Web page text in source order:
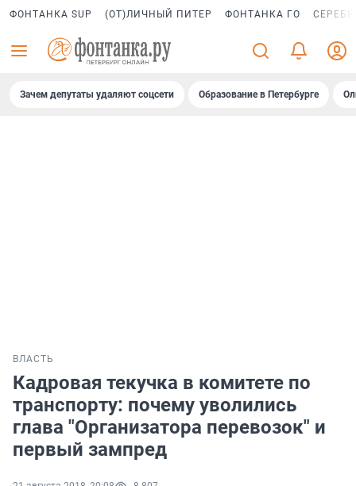
ФОНТАНКА SUP (ОТ)ЛИЧНЫЙ ПИТЕР ФОНТАНКА ГО
Зачем депутаты удаляют соцсети Образование в Петербурге
ВЛАСТЬ
Кадровая текучка в комитете по
транспорту: почему уволились
глава "Организатора перевозок" и
первый зампред